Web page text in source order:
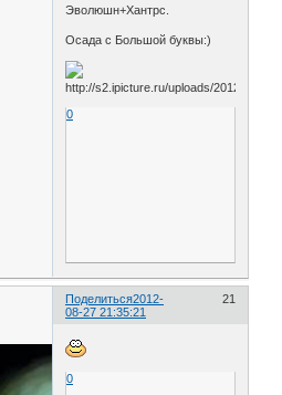
Эволюшн+Хантрс.
Осада с Большой буквы:)
0
Поделиться 21
2012-
08-27 21:35:21
0